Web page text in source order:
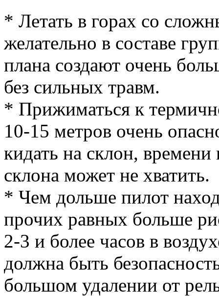
* Летать в горах со
желательно в составе
плана создают очень
без сильных травм.
* Прижиматься к
10-15 метров очень
кидать на склон, времени
склона может не хватить.
* Чем дольше пилот
прочих равных больше
2-3 и более часов в
должна быть
большом удалении от